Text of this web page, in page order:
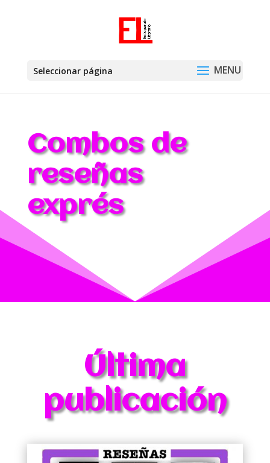
Seleccionar página
Combos de
reseñas
exprés
Última
publicación